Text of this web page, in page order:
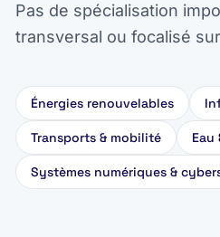
Pas de spécialisation
transversal ou focalisé
Énergies renouvelables
Transports & mobilité Eau
Systèmes numériques &